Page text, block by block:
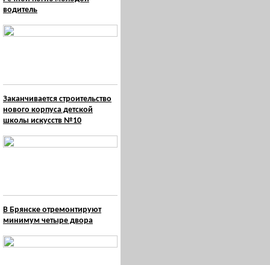
водитель
Заканчивается строительство
нового корпуса детской
школы искусств №10
В Брянске отремонтируют
минимум четыре двора